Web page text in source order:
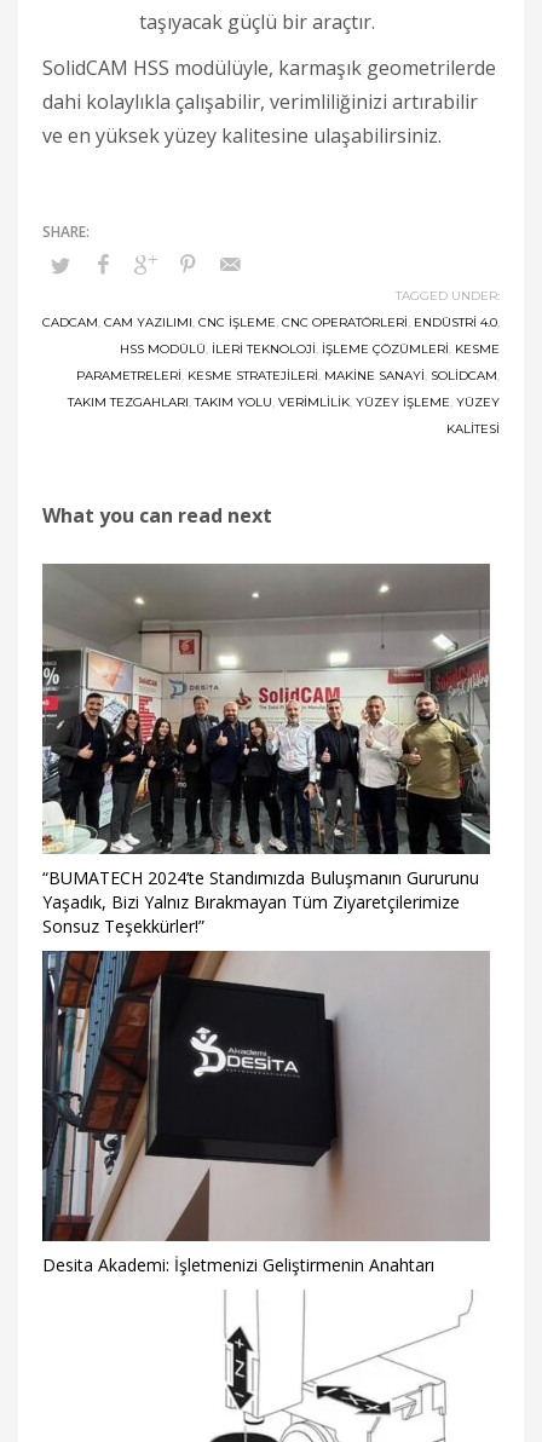
taşıyacak güçlü bir araçtır.
SolidCAM HSS modülüyle, karmaşık geometrilerde
dahi kolaylıkla çalışabilir, verimliliğinizi artırabilir
ve en yüksek yüzey kalitesine ulaşabilirsiniz.
TAGGED UNDER:
CADCAM, CAM YAZILIMI, CNC İŞLEME, CNC OPERATÖRLERI, ENDÜSTRI 4.0,
HSS MODÜLÜ, İLERI TEKNOLOJI, İŞLEME ÇÖZÜMLERI, KESME
PARAMETRELERI, KESME STRATEJILERI, MAKINE SANAYI, SOLIDCAM,
TAKIM TEZGAHLARI,TAKIM YOLU, VERIMLILIK, YÜZEY İŞLEME, YÜZEY
KALITESI
What you can read next
“BUMATECH 2024’te Standımızda Buluşmanın Gururunu
Yaşadık, Bizi Yalnız Bırakmayan Tüm Ziyaretçilerimize
Sonsuz Teşekkürler!”
Desita Akademi: İşletmenizi Geliştirmenin Anahtarı